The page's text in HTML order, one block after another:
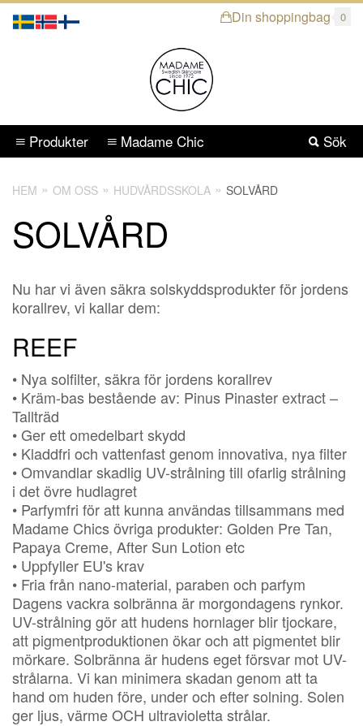
Din shoppingbag 0
Sök
Produkter Madame Chic
HEM OM OSS HUDVÅRDSSKOLA SOLVÅRD
SOLVÅRD
Nu har vi även säkra solskyddsprodukter för jordens
korallrev, vi kallar dem:
REEF
• Nya solfilter, säkra för jordens korallrev
• Kräm-bas bestående av: Pinus Pinaster extract –
Tallträd
• Ger ett omedelbart skydd
• Kladdfri och vattenfast genom innovativa, nya filter
• Omvandlar skadlig UV-strålning till ofarlig strålning
i det övre hudlagret
• Parfymfri för att kunna användas tillsammans med
Madame Chics övriga produkter: Golden Pre Tan,
Papaya Creme, After Sun Lotion etc
• Uppfyller EU's krav
• Fria från nano-material, paraben och parfym
Dagens vackra solbränna är morgondagens rynkor.
UV-strålning gör att hudens hornlager blir tjockare,
att pigmentproduktionen ökar och att pigmentet blir
mörkare. Solbränna är hudens eget försvar mot UV-
strålarna. Vi kan minimera skadan genom att ta
hand om huden före, under och efter solning. Solen
ger ljus, värme OCH ultravioletta strålar.